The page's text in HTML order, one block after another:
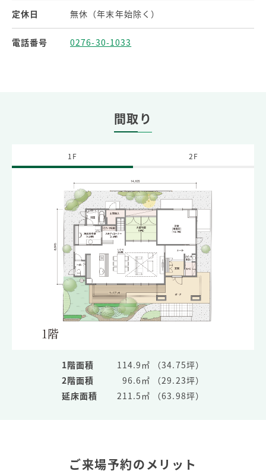
定休日 無休（年末年始除く）
電話番号 0276-30-1033
間取り
1F 2F
1階面積
114.9㎡ （34.75坪）
2階面積
96.6㎡ （29.23坪）
延床面積
211.5㎡ （63.98坪）
ご来場予約のメリット